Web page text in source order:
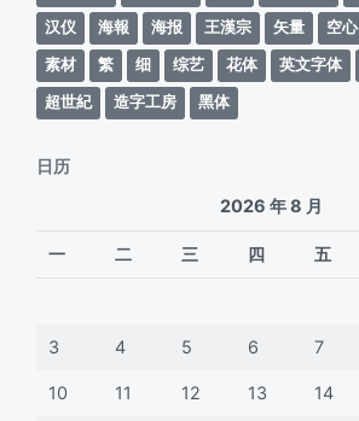
汉仪
海報 海报 王漢宗 矢量 空心
素材
繁 细 综艺 花体 英文字体
超世紀
造字工房 黑体
日历
2026 年 8 月
一 二 三 四 五
3 4 5 6 7
10 11 12 13 14